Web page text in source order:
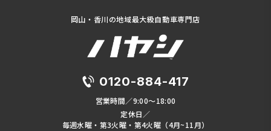
岡山・香川の地域最大級自動車専門店
0120-884-417
営業時間／9:00～18:00
定休日／
毎週水曜・第3火曜・第4火曜（4月~11月）